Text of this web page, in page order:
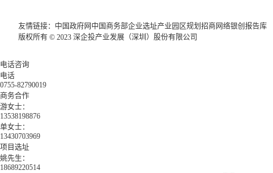
友情链接： 中国政府网 中国商务部企业选址产业园区规划 招商网络银创报告库
版权所有 © 2023 深企投产业发展（深圳）股份有限公司
电话咨询
电话
0755-82790019
商务合作
游女士：
13538198876
单女士：
13430703969
项目选址
姚先生：
18689220514